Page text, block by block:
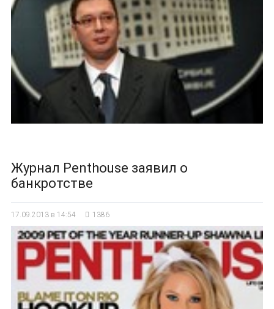
Журнал Penthouse заявил о
банкротстве
17.09.2013 в 14:54 1386